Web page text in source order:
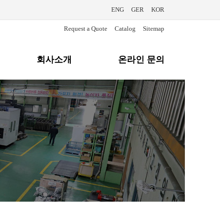
ENG GER KOR
Request a Quote Catalog Sitemap
회사소개 온라인 문의